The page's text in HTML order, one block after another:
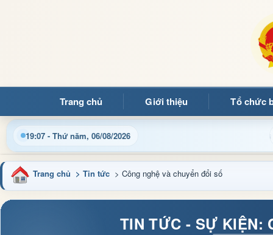
Trang chủ Giới thiệu Tổ chức
19:07 - Thứ năm, 06/08/2026
Cập nhật thông tin điều hành, thủ tục hành chính và tin tức
Trang chủ > Tin tức > Công nghệ và chuyển đổi số
TIN TỨC - SỰ KIỆN: